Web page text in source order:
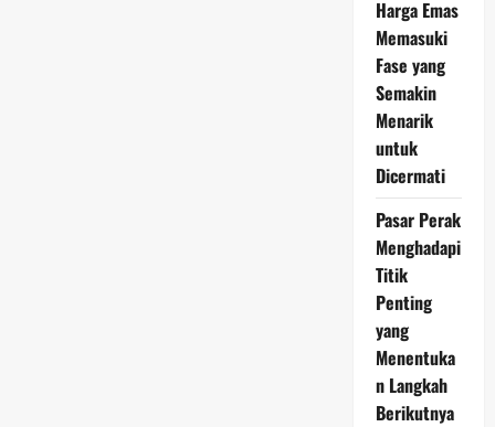
Harga Emas
Memasuki
Fase yang
Semakin
Menarik
untuk
Dicermati
Pasar Perak
Menghadapi
Titik
Penting
yang
Menentuka
n Langkah
Berikutnya